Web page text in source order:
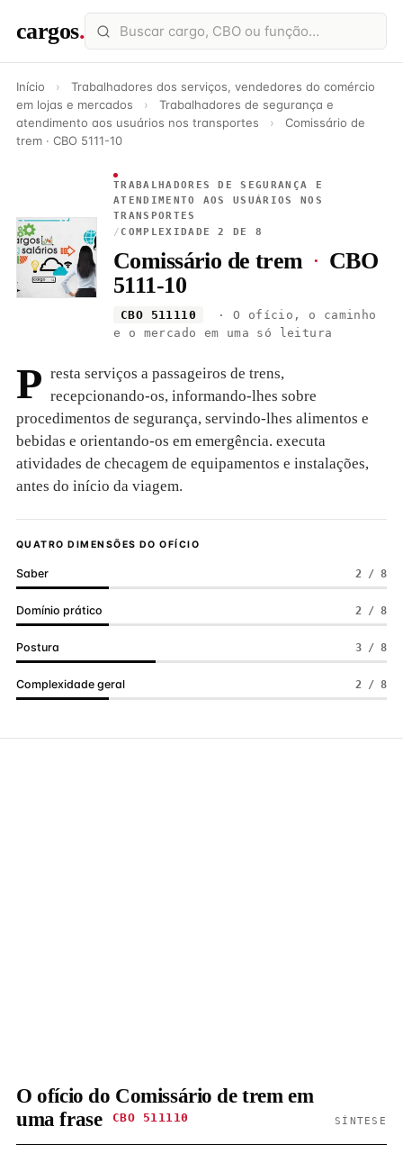
cargos.
Início ›
Trabalhadores dos serviços, vendedores do comércio
em lojas e mercados
›
Trabalhadores de segurança e
atendimento aos usuários nos transportes
›
Comissário de
trem · CBO 5111-10
TRABALHADORES DE SEGURANÇA E
ATENDIMENTO AOS USUÁRIOS NOS
TRANSPORTES
/ COMPLEXIDADE 2 DE 8
Comissário de trem · CBO
5111-10
CBO 511110
· O ofício, o caminho
e o mercado em uma só leitura
P resta serviços a passageiros de trens,
recepcionando-os, informando-lhes sobre
procedimentos de segurança, servindo-lhes alimentos e
bebidas e orientando-os em emergência. executa
atividades de checagem de equipamentos e instalações,
antes do início da viagem.
QUATRO DIMENSÕES DO OFÍCIO
Saber 2 / 8
Domínio prático 2 / 8
Postura 3 / 8
Complexidade geral 2 / 8
O ofício do Comissário de trem em
uma frase
CBO 511110 SÍNTESE